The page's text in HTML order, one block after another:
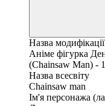
Назва модифікації
Аніме фігурка
(Chainsaw Man) -
Назва всесвіту
Chainsaw man
Ім'я персонажа